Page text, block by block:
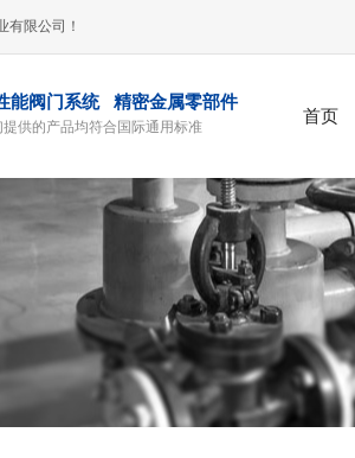
有限公司！
能阀门系统 精密金属零部件
提供的产品均符合国际通用标准
首页
风阀